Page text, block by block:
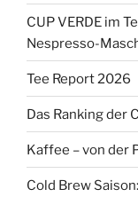
CUP VERDE im
Nespresso-
Tee Report 2026
Das Ranking der
Kaffee – von der
Cold Brew